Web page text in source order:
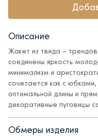
Описание
Жакет из твида –
соединены яркость
минимализм и
сочетается как с
оптимальной длины и
декоративные пуговицы
и элегантность, а
комфорт.
Обмеры изделия